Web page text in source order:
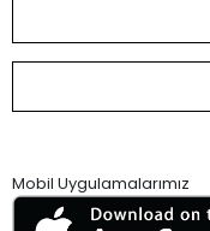
Mobil Uygulamalarımız